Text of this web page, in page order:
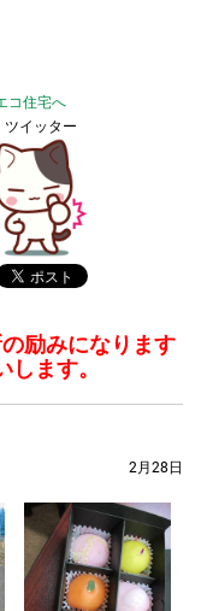
ツイッター
励みになります
ます。
2月28日